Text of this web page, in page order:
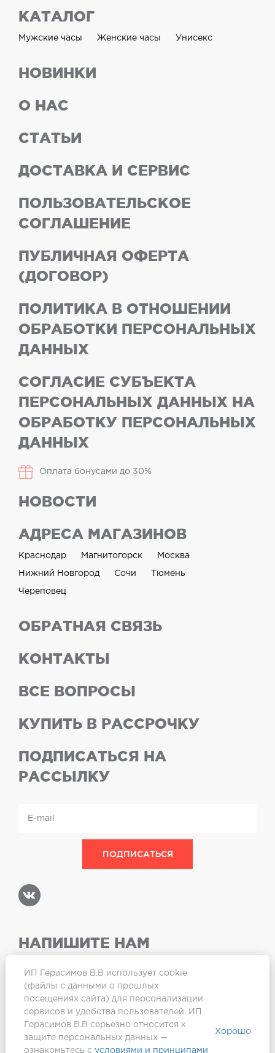
КАТАЛОГ
Мужские часы Женские часы Унисекс
НОВИНКИ
О НАС
СТАТЬИ
ДОСТАВКА И СЕРВИС
ПОЛЬЗОВАТЕЛЬСКОЕ
СОГЛАШЕНИЕ
ПУБЛИЧНАЯ ОФЕРТА
(ДОГОВОР)
ПОЛИТИКА В ОТНОШЕНИИ
ОБРАБОТКИ ПЕРСОНАЛЬНЫХ
ДАННЫХ
СОГЛАСИЕ СУБЪЕКТА
ПЕРСОНАЛЬНЫХ ДАННЫХ НА
ОБРАБОТКУ ПЕРСОНАЛЬНЫХ
ДАННЫХ
Оплата бонусами до 30%
НОВОСТИ
АДРЕСА МАГАЗИНОВ
Краснодар Магнитогорск Москва
Нижний Новгород Сочи Тюмень
Череповец
ОБРАТНАЯ СВЯЗЬ
КОНТАКТЫ
ВСЕ ВОПРОСЫ
КУПИТЬ В РАССРОЧКУ
ПОДПИСАТЬСЯ НА
РАССЫЛКУ
НАПИШИТЕ НАМ
ИП Герасимов В.В использует cookie
(файлы с данными о прошлых
посещениях сайта) для персонализации
сервисов и удобства пользователей. ИП
Герасимов В.В серьезно относится к
защите персональных данных —
ознакомьтесь с условиями и принципами
Хорошо